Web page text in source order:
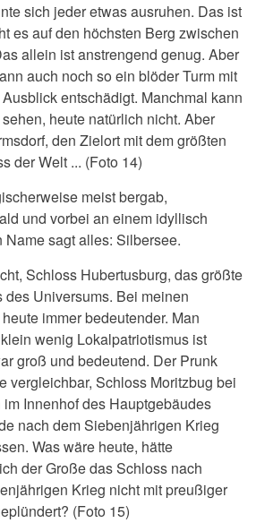
sich jeder etwas ausruhen. Das ist
es auf den höchsten Berg zwischen
allein ist anstrengend genug. Aber
auch noch so ein blöder Turm mit
entschädigt. Manchmal kann
heute natürlich nicht. Aber
den Zielort mit dem größten
der Welt ... (Foto 14)
meist bergab,
und vorbei an einem idyllisch
sagt alles: Silbersee.
Schloss Hubertusburg, das größte
Universums. Bei meinen
immer bedeutender. Man
wenig Lokalpatriotismus ist
groß und bedeutend. Der Prunk
vergleichbar, Schloss Moritzbug bei
Innenhof des Hauptgebäudes
nach dem Siebenjährigen Krieg
Was wäre heute, hätte
der Große das Schloss nach
Krieg nicht mit preußiger
(Foto 15)